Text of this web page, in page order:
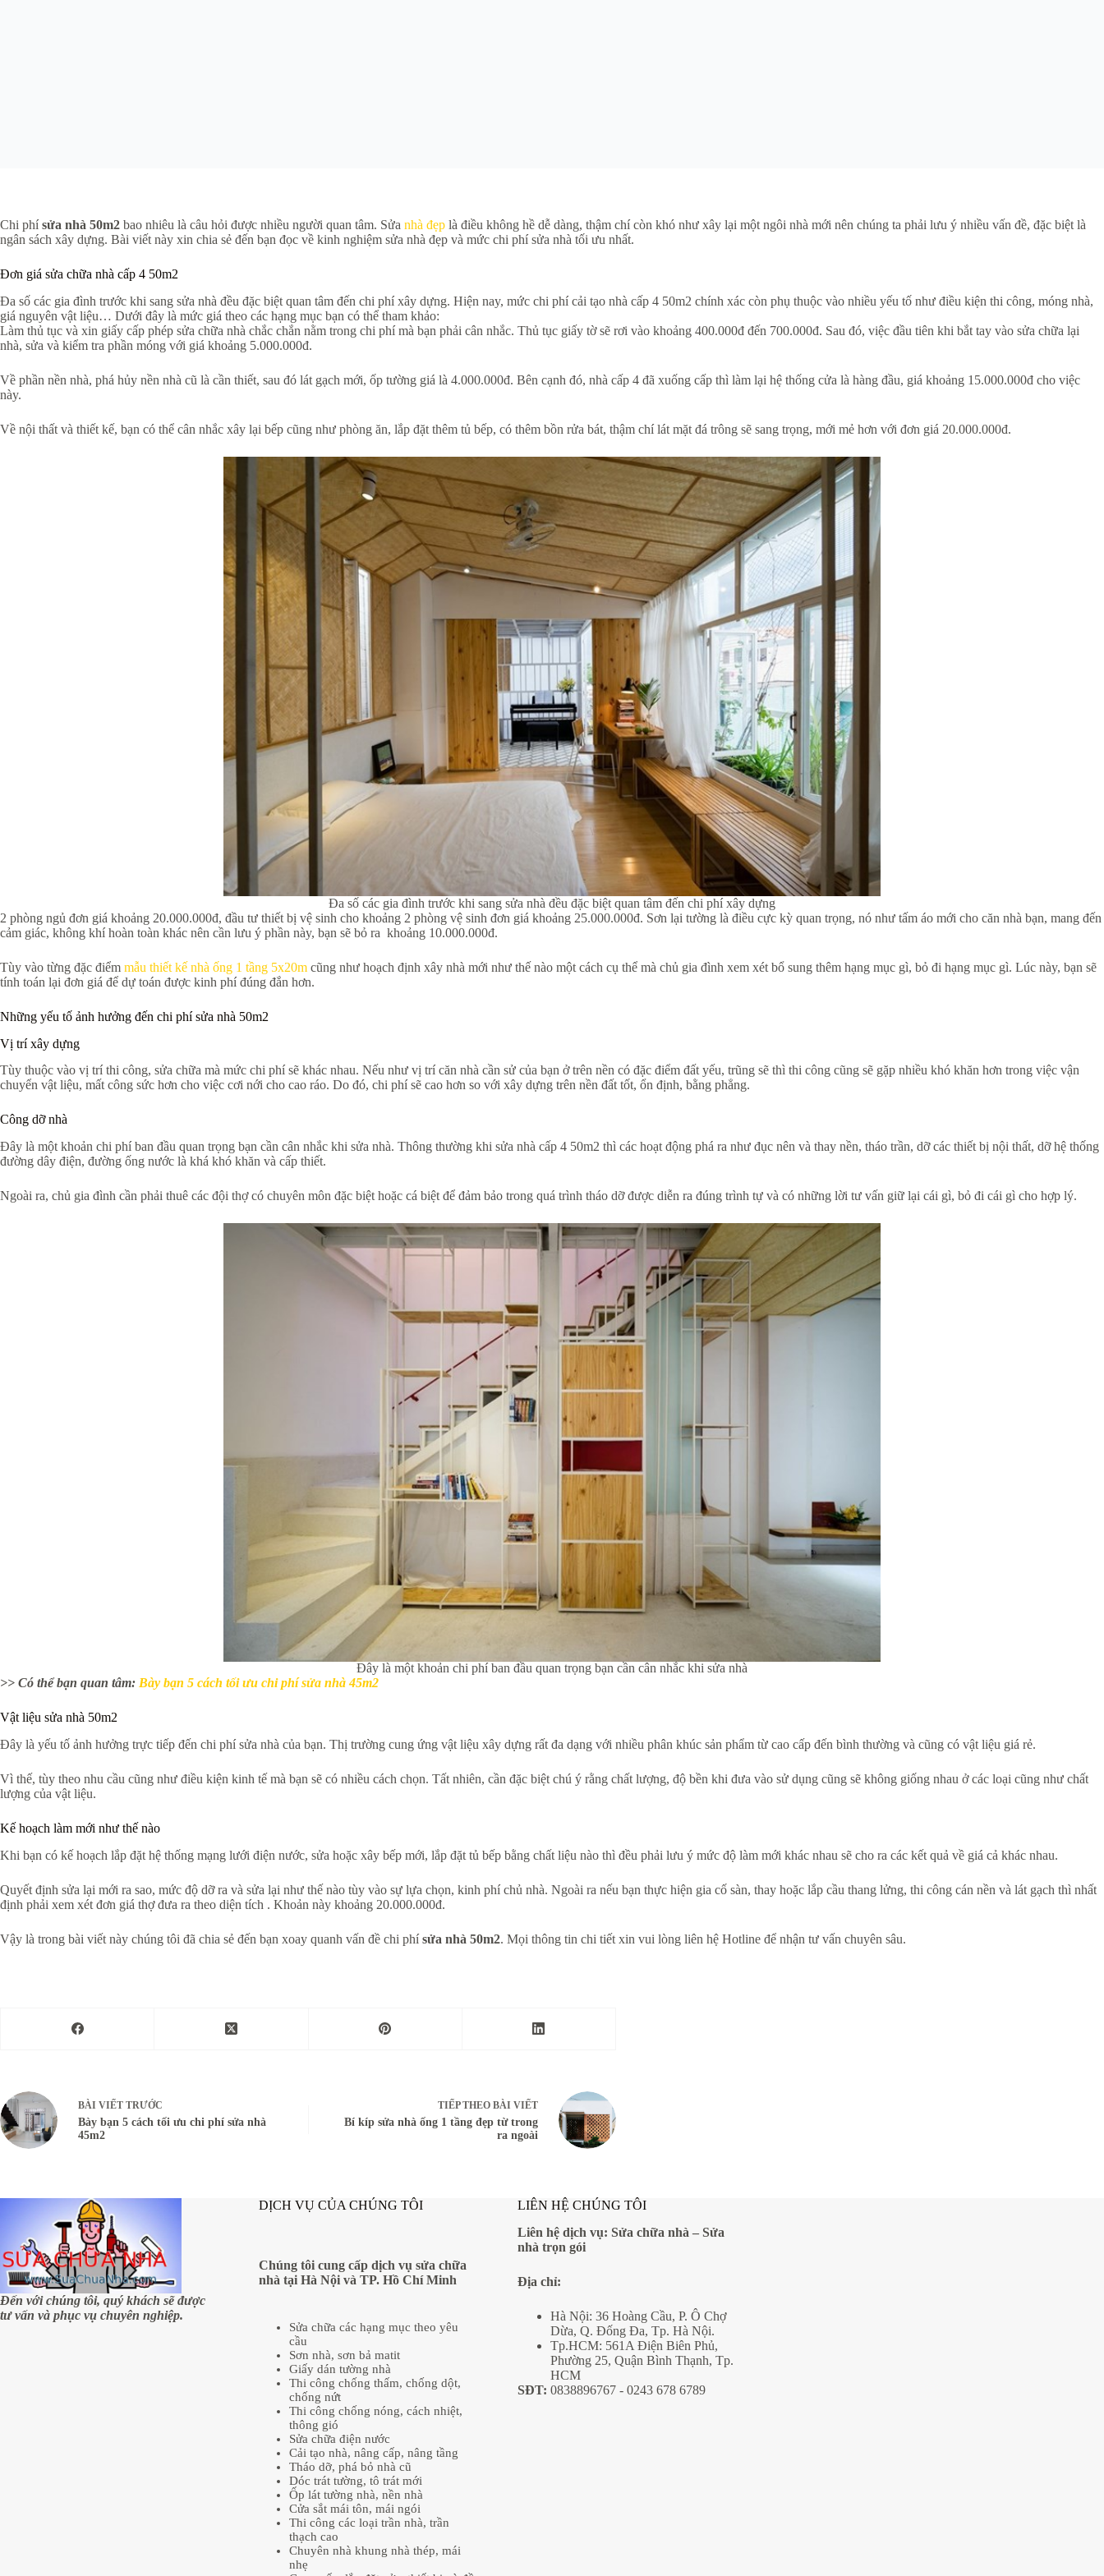
Chi phísửa nhà 50m2 bao nhiêu là câu hỏi được nhiều người quan tâm. Sửa nhà đẹp là điều không hề dễ dàng, thậm chí còn khó như xây lại một ngôi nhà mới nên chúng ta phải lưu ý nhiều vấn đề, đặc biệt là
ngân sách xây dựng. Bài viết này xin chia sẻ đến bạn đọc về kinh nghiệm sửa nhà đẹp và mức chi phí sửa nhà tối ưu nhất.
Đơn giá sửa chữa nhà cấp 4 50m2
Đa số các gia đình trước khi sang sửa nhà đều đặc biệt quan tâm đến chi phí xây dựng. Hiện nay, mức chi phí cải tạo nhà cấp 4 50m2 chính xác còn phụ thuộc vào nhiều yếu tố như điều kiện thi công, móng nhà,
giá nguyên vật liệu… Dưới đây là mức giá theo các hạng mục bạn có thể tham khảo:
Làm thủ tục và xin giấy cấp phép sửa chữa nhà chắc chắn nằm trong chi phí mà bạn phải cân nhắc. Thủ tục giấy tờ sẽ rơi vào khoảng 400.000đ đến 700.000đ. Sau đó, việc đầu tiên khi bắt tay vào sửa chữa lại
nhà, sửa và kiểm tra phần móng với giá khoảng 5.000.000đ.
Về phần nền nhà, phá hủy nền nhà cũ là cần thiết, sau đó lát gạch mới, ốp tường giá là 4.000.000đ. Bên cạnh đó, nhà cấp 4 đã xuống cấp thì làm lại hệ thống cửa là hàng đầu, giá khoảng 15.000.000đ cho việc
này.
Về nội thất và thiết kế, bạn có thể cân nhắc xây lại bếp cũng như phòng ăn, lắp đặt thêm tủ bếp, có thêm bồn rửa bát, thậm chí lát mặt đá trông sẽ sang trọng, mới mẻ hơn với đơn giá 20.000.000đ.
Đa số các gia đình trước khi sang sửa nhà đều đặc biệt quan tâm đến chi phí xây dựng
2 phòng ngủ đơn giá khoảng 20.000.000đ, đầu tư thiết bị vệ sinh cho khoảng 2 phòng vệ sinh đơn giá khoảng 25.000.000đ. Sơn lại tường là điều cực kỳ quan trọng, nó như tấm áo mới cho căn nhà bạn, mang đến
cảm giác, không khí hoàn toàn khác nên cần lưu ý phần này, bạn sẽ bỏ ra khoảng 10.000.000đ.
Tùy vào từng đặc điểm mẫu thiết kế nhà ống 1 tầng 5x20m cũng như hoạch định xây nhà mới như thế nào một cách cụ thể mà chủ gia đình xem xét bổ sung thêm hạng mục gì, bỏ đi hạng mục gì. Lúc này, bạn sẽ
tính toán lại đơn giá để dự toán được kinh phí đúng đắn hơn.
Những yếu tố ảnh hưởng đến chi phí sửa nhà 50m2
Vị trí xây dựng
Tùy thuộc vào vị trí thi công, sửa chữa mà mức chi phí sẽ khác nhau. Nếu như vị trí căn nhà cần sử của bạn ở trên nền có đặc điểm đất yếu, trũng sẽ thì thi công cũng sẽ gặp nhiều khó khăn hơn trong việc vận
chuyển vật liệu, mất công sức hơn cho việc cơi nới cho cao ráo. Do đó, chi phí sẽ cao hơn so với xây dựng trên nền đất tốt, ổn định, bằng phẳng.
Công dỡ nhà
Đây là một khoản chi phí ban đầu quan trọng bạn cần cân nhắc khi sửa nhà. Thông thường khi sửa nhà cấp 4 50m2 thì các hoạt động phá ra như đục nên và thay nền, tháo trần, dỡ các thiết bị nội thất, dỡ hệ thống
đường dây điện, đường ống nước là khá khó khăn và cấp thiết.
Ngoài ra, chủ gia đình cần phải thuê các đội thợ có chuyên môn đặc biệt hoặc cá biệt để đảm bảo trong quá trình tháo dỡ được diễn ra đúng trình tự và có những lời tư vấn giữ lại cái gì, bỏ đi cái gì cho hợp lý.
Đây là một khoản chi phí ban đầu quan trọng bạn cần cân nhắc khi sửa nhà
>> Có thể bạn quan tâm: Bày bạn 5 cách tối ưu chi phí sửa nhà 45m2
Vật liệu sửa nhà 50m2
Đây là yếu tố ảnh hưởng trực tiếp đến chi phí sửa nhà của bạn. Thị trường cung ứng vật liệu xây dựng rất đa dạng với nhiều phân khúc sản phẩm từ cao cấp đến bình thường và cũng có vật liệu giá rẻ.
Vì thế, tùy theo nhu cầu cũng như điều kiện kinh tế mà bạn sẽ có nhiều cách chọn. Tất nhiên, cần đặc biệt chú ý rằng chất lượng, độ bền khi đưa vào sử dụng cũng sẽ không giống nhau ở các loại cũng như chất
lượng của vật liệu.
Kế hoạch làm mới như thế nào
Khi bạn có kế hoạch lắp đặt hệ thống mạng lưới điện nước, sửa hoặc xây bếp mới, lắp đặt tủ bếp bằng chất liệu nào thì đều phải lưu ý mức độ làm mới khác nhau sẽ cho ra các kết quả về giá cả khác nhau.
Quyết định sửa lại mới ra sao, mức độ dỡ ra và sửa lại như thế nào tùy vào sự lựa chọn, kinh phí chủ nhà. Ngoài ra nếu bạn thực hiện gia cố sàn, thay hoặc lắp cầu thang lửng, thi công cán nền và lát gạch thì nhất
định phải xem xét đơn giá thợ đưa ra theo diện tích . Khoản này khoảng 20.000.000đ.
Vậy là trong bài viết này chúng tôi đã chia sẻ đến bạn xoay quanh vấn đề chi phísửa nhà 50m2. Mọi thông tin chi tiết xin vui lòng liên hệ Hotline để nhận tư vấn chuyên sâu.
BÀI VIẾT TRƯỚC
Bày bạn 5 cách tối ưu chi phí sửa nhà
45m2
TIẾP THEO BÀI VIẾT
Bí kíp sửa nhà ống 1 tầng đẹp từ trong
ra ngoài
Đến với chúng tôi, quý khách sẽ được
tư vấn và phục vụ chuyên nghiệp.
DỊCH VỤ CỦA CHÚNG TÔI
Chúng tôi cung cấp dịch vụ sửa chữa
nhà tại Hà Nội và TP. Hồ Chí Minh
Sửa chữa các hạng mục theo yêu
cầu
Sơn nhà, sơn bả matit
Giấy dán tường nhà
Thi công chống thấm, chống dột,
chống nứt
Thi công chống nóng, cách nhiệt,
thông gió
Sửa chữa điện nước
Cải tạo nhà, nâng cấp, nâng tầng
Tháo dỡ, phá bỏ nhà cũ
Dóc trát tường, tô trát mới
Ốp lát tường nhà, nền nhà
Cửa sắt mái tôn, mái ngói
Thi công các loại trần nhà, trần
thạch cao
Chuyên nhà khung nhà thép, mái
nhẹ
LIÊN HỆ CHÚNG TÔI
Liên hệ dịch vụ: Sửa chữa nhà – Sửa
nhà trọn gói
Địa chỉ:
Hà Nội: 36 Hoàng Cầu, P. Ô Chợ
Dừa, Q. Đống Đa, Tp. Hà Nội.
Tp.HCM: 561A Điện Biên Phủ,
Phường 25, Quận Bình Thạnh, Tp.
HCM
SĐT: 0838896767- 0243 678 6789